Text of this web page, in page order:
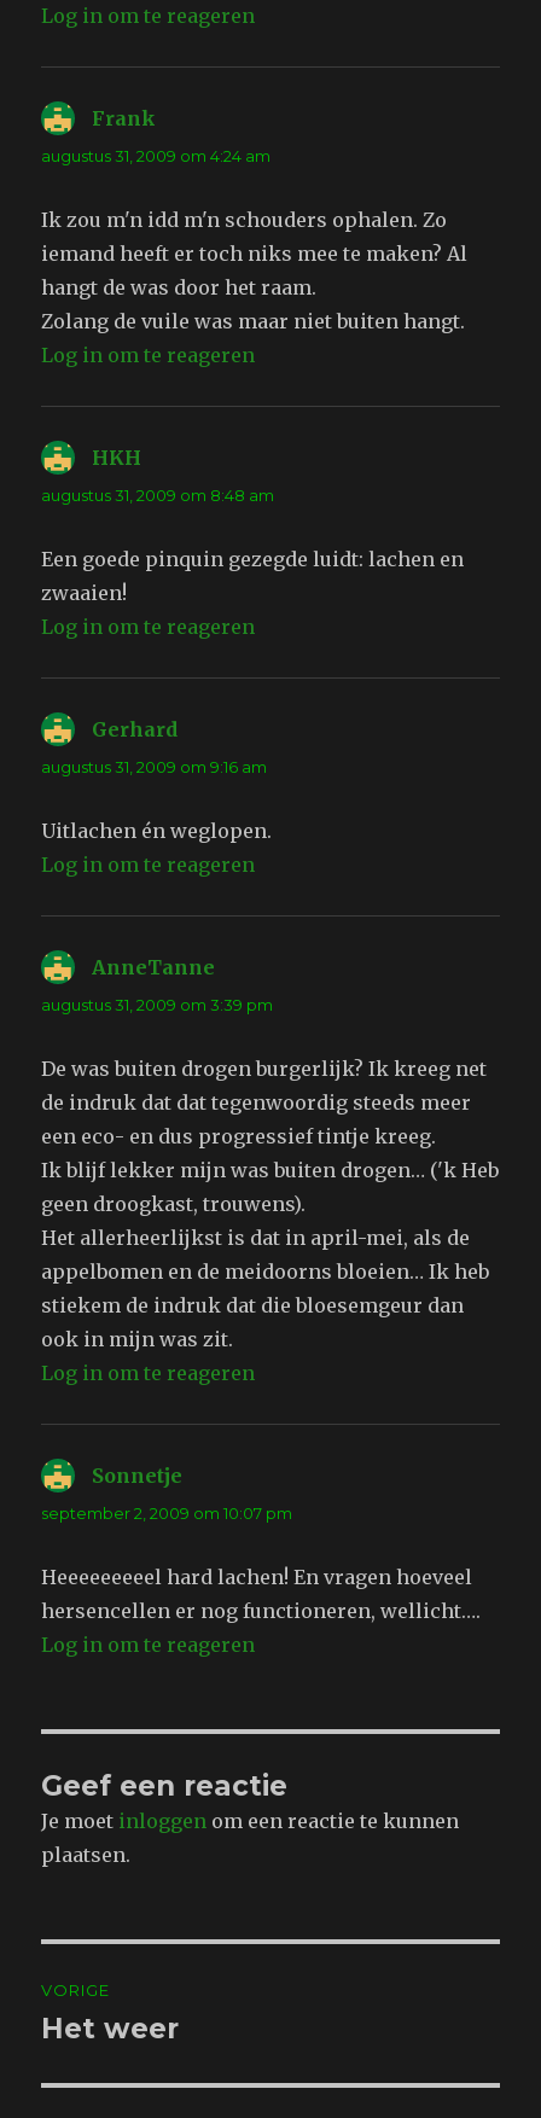
Log in om te reageren
Frank
augustus 31, 2009 om 4:24 am
Ik zou m'n idd m'n schouders ophalen. Zo
iemand heeft er toch niks mee te maken? Al
hangt de was door het raam.
Zolang de vuile was maar niet buiten hangt.
Log in om te reageren
HKH
augustus 31, 2009 om 8:48 am
Een goede pinquin gezegde luidt: lachen en
zwaaien!
Log in om te reageren
Gerhard
augustus 31, 2009 om 9:16 am
Uitlachen én weglopen.
Log in om te reageren
AnneTanne
augustus 31, 2009 om 3:39 pm
De was buiten drogen burgerlijk? Ik kreeg net
de indruk dat dat tegenwoordig steeds meer
een eco- en dus progressief tintje kreeg.
Ik blijf lekker mijn was buiten drogen… ('k Heb
geen droogkast, trouwens).
Het allerheerlijkst is dat in april-mei, als de
appelbomen en de meidoorns bloeien… Ik heb
stiekem de indruk dat die bloesemgeur dan
ook in mijn was zit.
Log in om te reageren
Sonnetje
september 2, 2009 om 10:07 pm
Heeeeeeeeel hard lachen! En vragen hoeveel
hersencellen er nog functioneren, wellicht….
Log in om te reageren
Geef een reactie
Je moet inloggen om een reactie te kunnen
plaatsen.
navigatie
VORIGE
Vorig
Het weer